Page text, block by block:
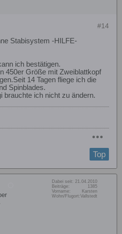
#14
Stabisystem -HILFE-
ich bestätigen.
450er Größe mit Zweiblattkopf
14 Tagen fliege ich die
Spinblades.
brauchte ich nicht zu ändern.
Top
Dabei seit: 21.04.2010
Beiträge:
1385
Vorname:
Karsten
Wohn/Flugort:Vallstedt